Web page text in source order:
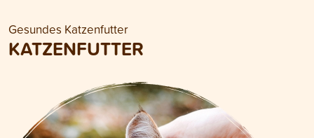
Gesundes Katzenfutter
KATZENFUTTER